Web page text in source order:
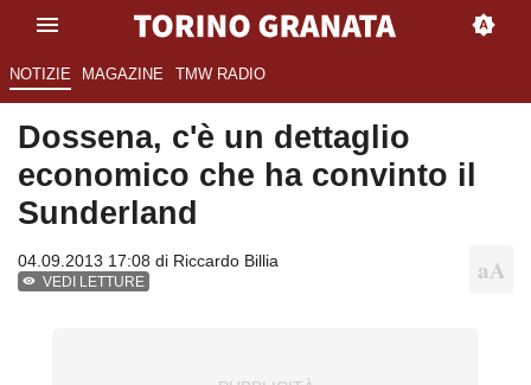
NOTIZIE MAGAZINE TMW RADIO
Dossena, c'è un dettaglio
economico che ha convinto il
Sunderland
04.09.2013 17:08 di Riccardo Billia
VEDI LETTURE